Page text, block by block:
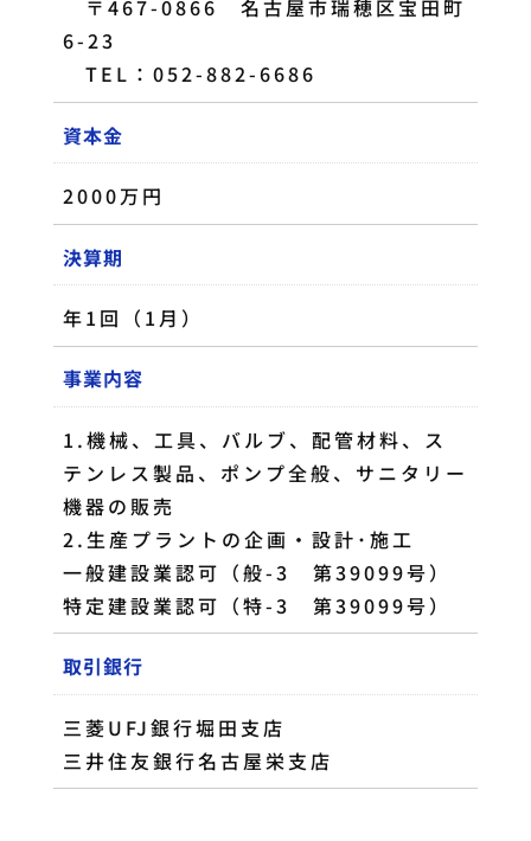
〒467-0866 名古屋市瑞穂区宝田町
6-23
TEL：052-882-6686
資本金
2000万円
決算期
年1回（1月）
事業内容
1.機械、工具、バルブ、配管材料、ス
テンレス製品、ポンプ全般、サニタリー
機器の販売
2.生産プラントの企画・設計･施工
一般建設業認可（般-3 第39099号）
特定建設業認可（特-3 第39099号）
取引銀行
三菱UFJ銀行堀田支店
三井住友銀行名古屋栄支店